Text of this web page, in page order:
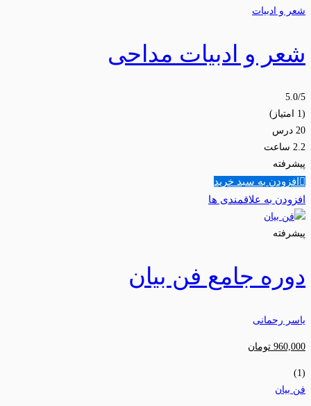
شعر و ادبیات
شعر و ادبیات مداحی
5.0/5
(1 امتیاز)
20 درس
2.2 ساعت
پیشرفته
افزودن به سبد خرید
افزودن به علاقمندی ها
پیشرفته
دوره جامع فن بیان
یاسر رحمانی
960,000 تومان
(1)
فن بیان